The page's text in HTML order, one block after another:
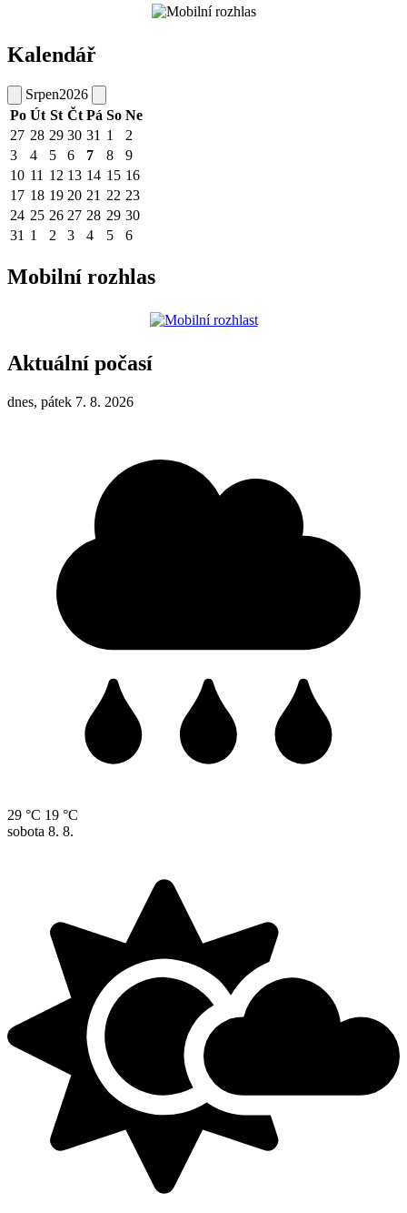
Kalendář
Srpen2026
Po Út St Čt Pá So Ne
27 28 29 30 31 1
2
3
4 5 6 7 8
9
10 11 12 13 14 15 16
17 18 19 20 21 22 23
24 25 26 27 28 29 30
31 1 2 3 4 5 6
Mobilní rozhlas
Aktuální počasí
dnes, pátek 7. 8. 2026
29 °C 19 °C
sobota 8. 8.